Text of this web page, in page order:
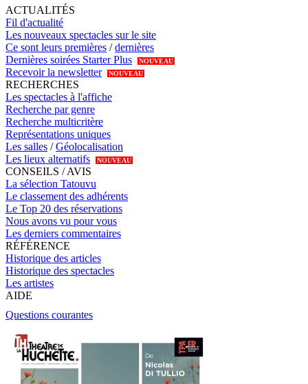
ACTUALITÉS
Fil d'actualité
Les nouveaux spectacles sur le site
Ce sont leurs premières /dernières
Dernières soirées Starter Plus
NOUVEAU
Recevoir la newsletter NOUVEAU
RECHERCHES
Les spectacles à l'affiche
Recherche par genre
Recherche multicritère
Représentations uniques
Les salles /Géolocalisation
Les lieux alternatifs
NOUVEAU
CONSEILS / AVIS
La sélection Tatouvu
Le classement des adhérents
Le Top 20 des réservations
Nous avons vu pour vous
Les derniers commentaires
RÉFÉRENCE
Historique des articles
Historique des spectacles
Les artistes
AIDE
Questions courantes